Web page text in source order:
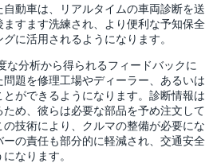
動車は、リアルタイムの車両診断を送
すます洗練され、より便利な予知保全
に活用されるようになります。
な分析から得られるフィードバックに
題を修理工場やディーラー、あるいは
ができるようになります。診断情報は
め、彼らは必要な部品を予め注文して
技術により、クルマの整備が必要にな
の責任も部分的に軽減され、交通安全
なります。